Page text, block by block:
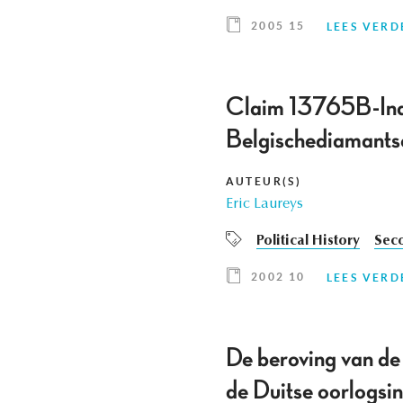
2005 15 LEES
Claim 13765B-
AUTEUR(S)
Eric Laureys
Political History
2002 10 LEES
De beroving van
de Duitse